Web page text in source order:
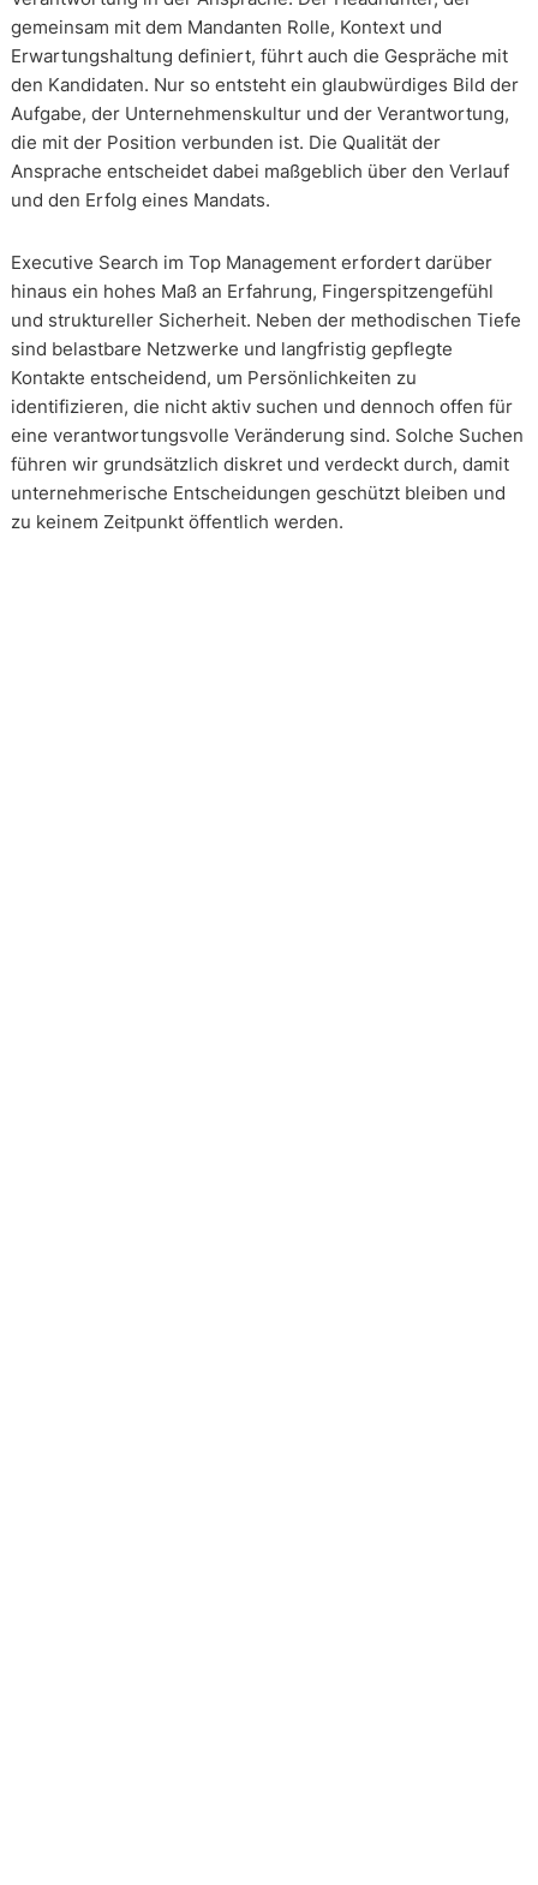
gemeinsam mit dem Mandanten Rolle, Kontext und
Erwartungshaltung definiert, führt auch die Gespräche mit
den Kandidaten. Nur so entsteht ein glaubwürdiges Bild der
Aufgabe, der Unternehmenskultur und der Verantwortung,
die mit der Position verbunden ist. Die Qualität der
Ansprache entscheidet dabei maßgeblich über den Verlauf
und den Erfolg eines Mandats.
Executive Search im Top Management erfordert darüber
hinaus ein hohes Maß an Erfahrung, Fingerspitzengefühl
und struktureller Sicherheit. Neben der methodischen Tiefe
sind belastbare Netzwerke und langfristig gepflegte
Kontakte entscheidend, um Persönlichkeiten zu
identifizieren, die nicht aktiv suchen und dennoch offen für
eine verantwortungsvolle Veränderung sind. Solche Suchen
führen wir grundsätzlich diskret und verdeckt durch, damit
unternehmerische Entscheidungen geschützt bleiben und
zu keinem Zeitpunkt öffentlich werden.